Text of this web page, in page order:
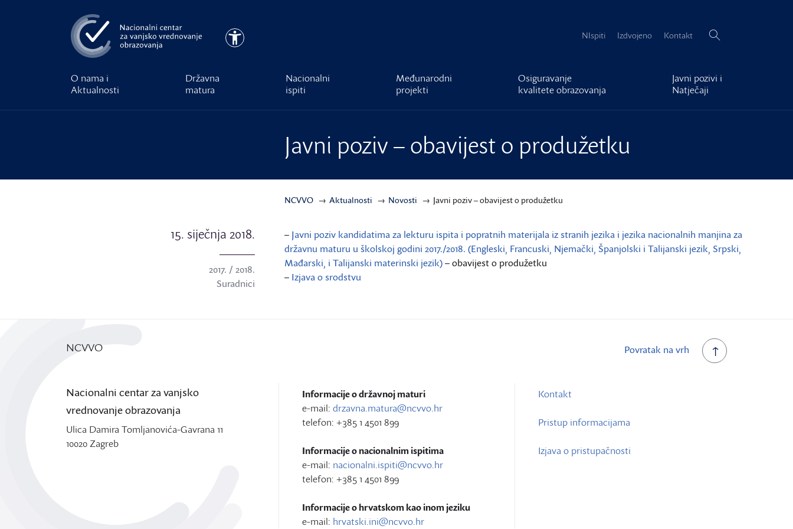
Pristupačnost NIspiti Izdvojeno Kontakt Pretraži:
O nama i
Aktualnosti
Državna
matura
Nacionalni
ispiti
Međunarodni
projekti
Osiguravanje
kvalitete obrazovanja
Javni pozivi i
Natječaji
Javni poziv – obavijest o produžetku
NCVVO Aktualnosti Novosti Javni poziv – obavijest o produžetku
15. siječnja 2018.
2017. / 2018.
Suradnici
– Javni poziv kandidatima za lekturu ispita i popratnih materijala iz stranih jezika i jezika nacionalnih manjina za
državnu maturu u školskoj godini 2017./2018. (Engleski, Francuski, Njemački, Španjolski i Talijanski jezik, Srpski,
Mađarski, i Talijanski materinski jezik)– obavijest o produžetku
– Izjava o srodstvu
Povratak na vrh
NCVVO
Nacionalni centar za vanjsko
vrednovanje obrazovanja
Ulica Damira Tomljanovića-Gavrana 11
10020 Zagreb
Informacije o državnoj maturi
e-mail: drzavna.matura@ncvvo.hr
telefon: +385 1 4501 899
Informacije o nacionalnim ispitima
e-mail: nacionalni.ispiti@ncvvo.hr
telefon: +385 1 4501 899
Informacije o hrvatskom kao inom jeziku
e-mail: hrvatski.ini@ncvvo.hr
Kontakt
Pristup informacijama
Izjava o pristupačnosti